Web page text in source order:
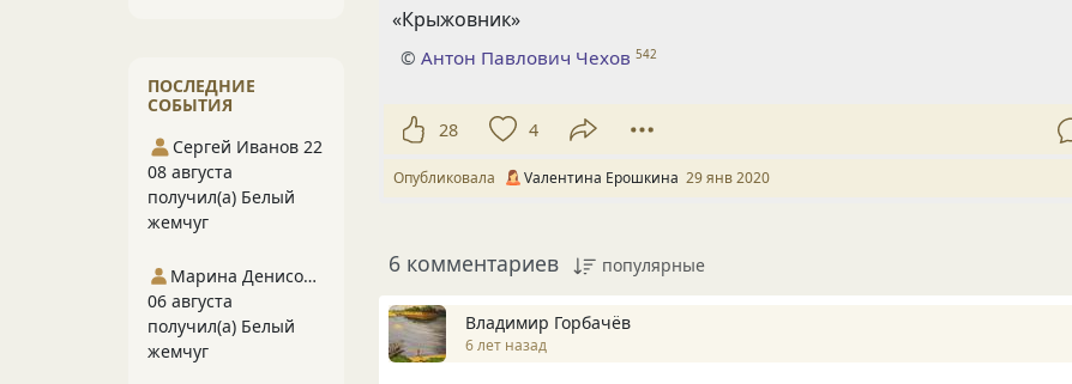
«Крыжовник»
©Антон Павлович Чехов 542
28 4
Опубликовала Vалентина Ерошкина 29 янв 2020
6 комментариев популярные
Владимир Горбачёв
6 лет назад
ПОСЛЕДНИЕ
СОБЫТИЯ
Сергей Иванов 22
08 августа
получил(а) Белый
жемчуг
Марина Денисова 5
06 августа
получил(а) Белый
жемчуг